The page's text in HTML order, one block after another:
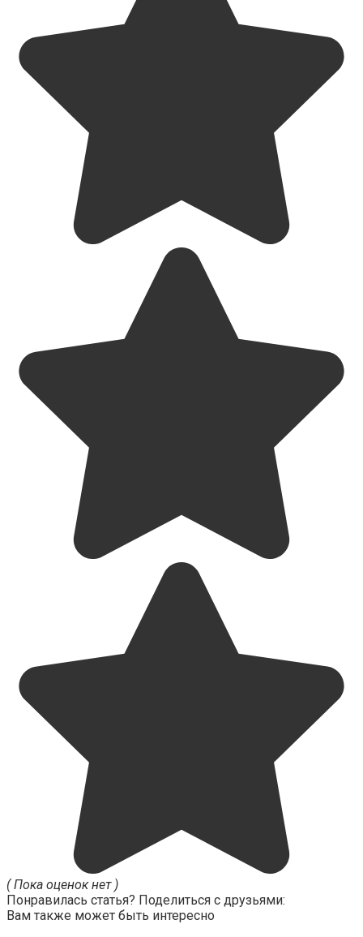
( Пока оценок нет )
Понравилась статья? Поделиться с друзьями:
Вам также может быть интересно